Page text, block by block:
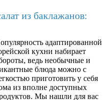
из баклажанов:
адаптированной
кухни набирает
ведь необычные и
блюда можно с
приготовить у себя
из вполне доступных
Мы нашли для вас